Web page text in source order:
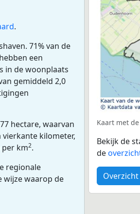
.
71% van de
een
in de woonplaats
gemiddeld 2,0
hectare, waarvan
kilometer,
per km2.
regionale
wijze waarop de
Kaart met
Bekijk de
de